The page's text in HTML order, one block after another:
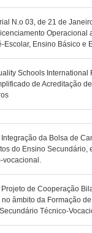
N.o 03, de 21 de
Operacional
Escolar, Ensino Básico e
Schools International
de Acreditação
da Bolsa de
do Ensino Secundário,
de Cooperação
âmbito da Formação
Técnico-